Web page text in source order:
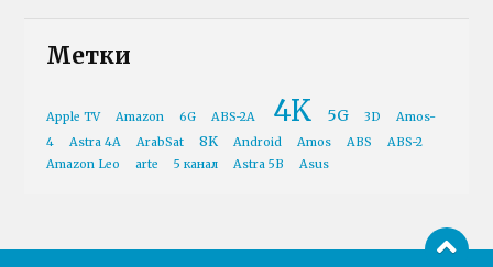
Метки
Apple TV Amazon 6G ABS-2A 4K 5G 3D
Amos-
4
Astra 4A ArabSat 8K Android Amos ABS
ABS-2
Amazon Leo
arte 5 канал Astra 5B Asus